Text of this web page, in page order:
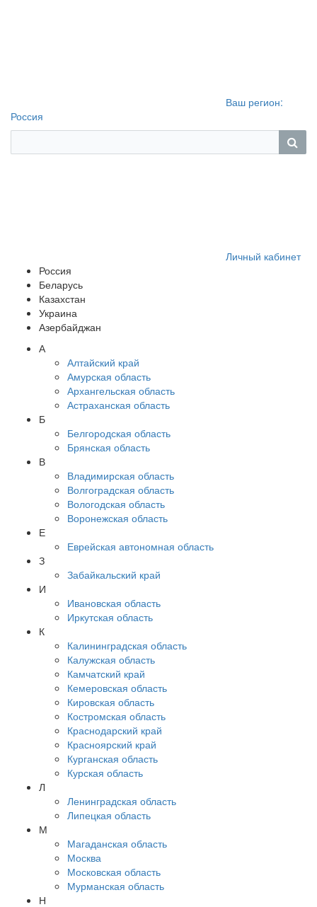
Ваш регион:
Россия
Личный кабинет
Россия
Беларусь
Казахстан
Украина
Азербайджан
А
Алтайский край
Амурская область
Архангельская область
Астраханская область
Б
Белгородская область
Брянская область
В
Владимирская область
Волгоградская область
Вологодская область
Воронежская область
Е
Еврейская автономная область
З
Забайкальский край
И
Ивановская область
Иркутская область
К
Калининградская область
Калужская область
Камчатский край
Кемеровская область
Кировская область
Костромская область
Краснодарский край
Красноярский край
Курганская область
Курская область
Л
Ленинградская область
Липецкая область
М
Магаданская область
Москва
Московская область
Мурманская область
Н